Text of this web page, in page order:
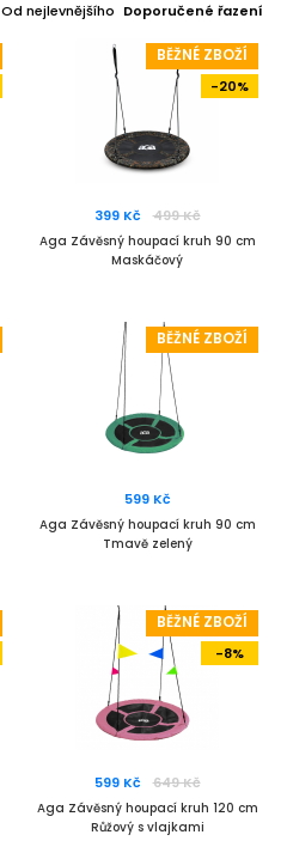
Od nejlevnějšího Doporučené řazení
BĚŽNÉ ZBOŽÍ
-20%
399 Kč 499 Kč
Aga Závěsný houpací kruh 90 cm
Maskáčový
BĚŽNÉ ZBOŽÍ
599 Kč
Aga Závěsný houpací kruh 90 cm
Tmavě zelený
BĚŽNÉ ZBOŽÍ
-8%
599 Kč 649 Kč
Aga Závěsný houpací kruh 120 cm
Růžový s vlajkami